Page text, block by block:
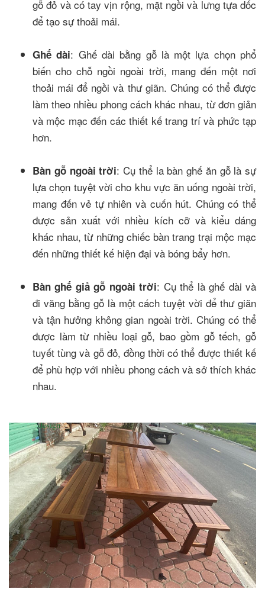
gỗ đỏ và có tay vịn rộng, mặt ngồi và lưng tựa dốc
để tạo sự thoải mái.
Ghế dài: Ghế dài bằng gỗ là một lựa chọn phổ
biến cho chỗ ngồi ngoài trời, mang đến một nơi
thoải mái để ngồi và thư giãn. Chúng có thể được
làm theo nhiều phong cách khác nhau, từ đơn giản
và mộc mạc đến các thiết kế trang trí và phức tạp
hơn.
Bàn gỗ ngoài trời: Cụ thể la bàn ghế ăn gỗ là sự
lựa chọn tuyệt vời cho khu vực ăn uống ngoài trời,
mang đến vẻ tự nhiên và cuốn hút. Chúng có thể
được sản xuất với nhiều kích cỡ và kiểu dáng
khác nhau, từ những chiếc bàn trang trại mộc mạc
đến những thiết kế hiện đại và bóng bẩy hơn.
Bàn ghế giả gỗ ngoài trời: Cụ thể là ghế dài và
đi văng bằng gỗ là một cách tuyệt vời để thư giãn
và tận hưởng không gian ngoài trời. Chúng có thể
được làm từ nhiều loại gỗ, bao gồm gỗ tếch, gỗ
tuyết tùng và gỗ đỏ, đồng thời có thể được thiết kế
để phù hợp với nhiều phong cách và sở thích khác
nhau.